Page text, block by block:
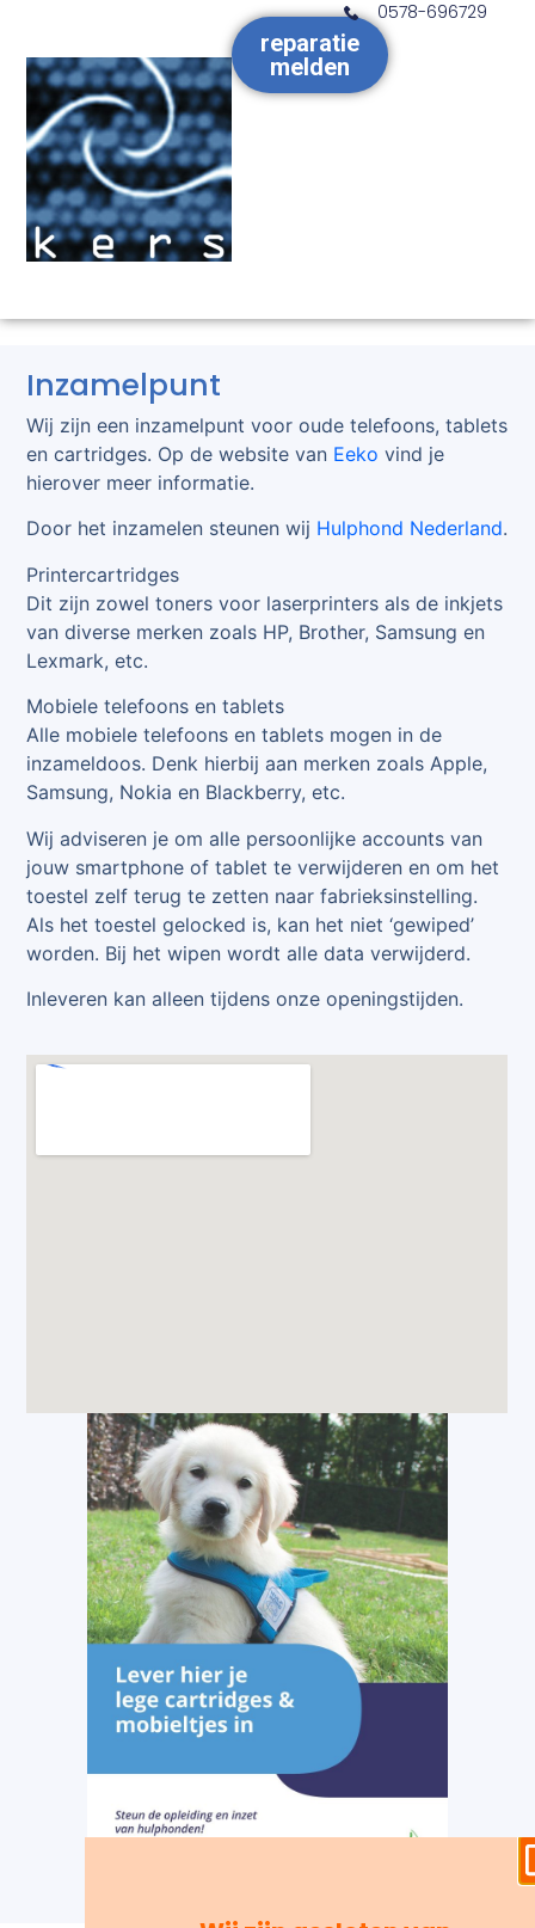
reparatie
melden
0578-696729
Inzamelpunt
Wij zijn een inzamelpunt voor oude telefoons, tablets
en cartridges. Op de website van Eeko vind je
hierover meer informatie.
Door het inzamelen steunen wij Hulphond Nederland.
Printercartridges
Dit zijn zowel toners voor laserprinters als de inkjets
van diverse merken zoals HP, Brother, Samsung en
Lexmark, etc.
Mobiele telefoons en tablets
Alle mobiele telefoons en tablets mogen in de
inzameldoos. Denk hierbij aan merken zoals Apple,
Samsung, Nokia en Blackberry, etc.
Wij adviseren je om alle persoonlijke accounts van
jouw smartphone of tablet te verwijderen en om het
toestel zelf terug te zetten naar fabrieksinstelling.
Als het toestel gelocked is, kan het niet ‘gewiped’
worden. Bij het wipen wordt alle data verwijderd.
Inleveren kan alleen tijdens onze openingstijden.